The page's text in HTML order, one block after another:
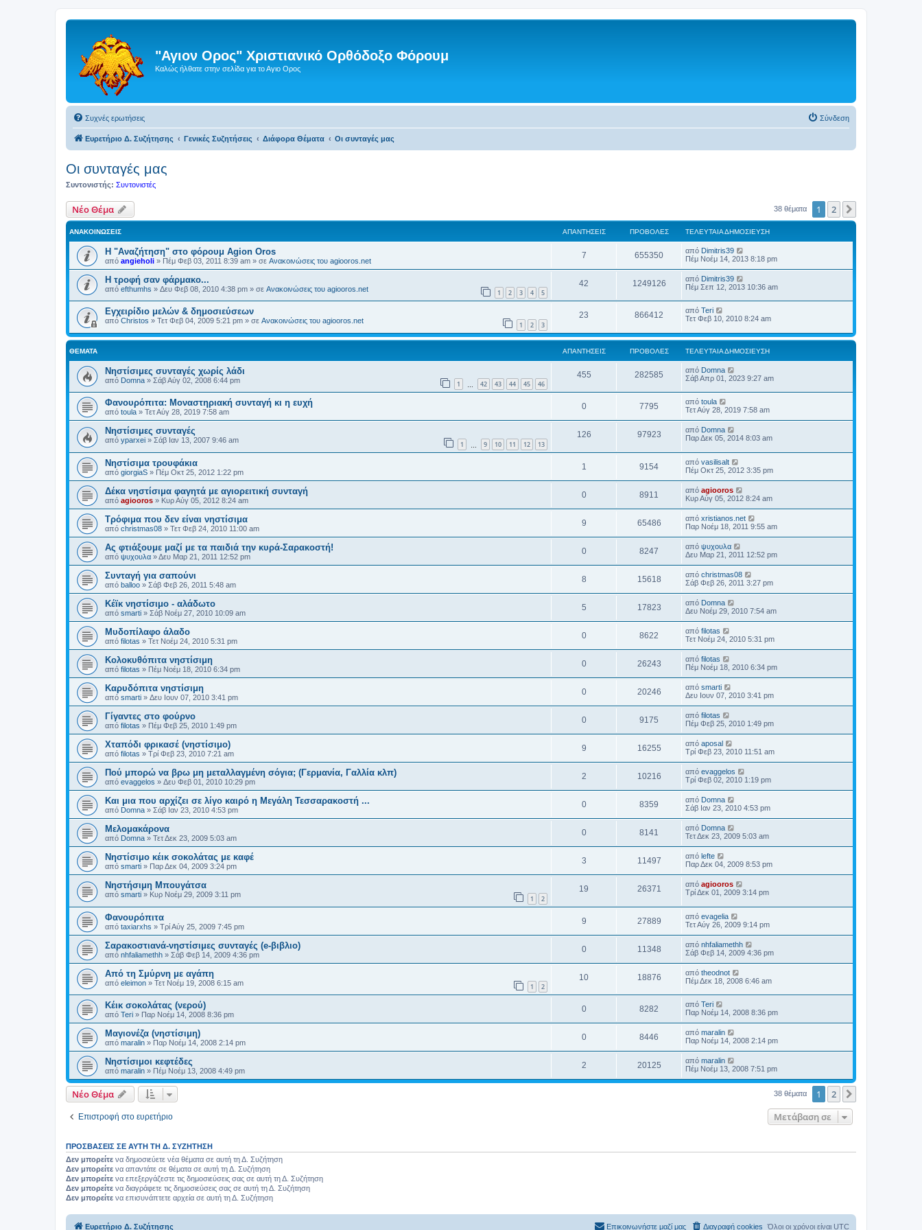
"Αγιον Ορος" Χριστιανικό Ορθόδοξο Φόρουμ
Καλώς ήλθατε στην σελίδα για το Αγιο Ορος
Συχνές ερωτήσεις Σύνδεση
Ευρετήριο Δ. Συζήτησης Γενικές Συζητήσεις Διάφορα Θέματα Οι συνταγές μας
Οι συνταγές μας
Συντονιστής: Συντονιστές
Νέο Θέμα 38 θέματα 1 2
ΑΝΑΚΟΙΝΏΣΕΙΣ ΑΠΑΝΤΉΣΕΙΣ ΠΡΟΒΟΛΈΣ ΤΕΛΕΥΤΑΊΑ ΔΗΜΟΣΊΕΥΣΗ
Η "Αναζήτηση" στο φόρουμ Agion Oros
από angieholi » Πέμ Φεβ 03, 2011 8:39 am » σε Ανακοινώσεις του agiooros.net
7 655350 από Dimitris39
Πέμ Νοέμ 14, 2013 8:18 pm
H τροφή σαν φάρμακο...
από efthumhs » Δευ Φεβ 08, 2010 4:38 pm » σε Ανακοινώσεις του agiooros.net 1 2 3 4 5
42 1249126 από Dimitris39
Πέμ Σεπ 12, 2013 10:36 am
Εγχειρίδιο μελών & δημοσιεύσεων
από Christos » Τετ Φεβ 04, 2009 5:21 pm » σε Ανακοινώσεις του agiooros.net 1 2 3
23 866412 από Teri
Τετ Φεβ 10, 2010 8:24 am
ΘΈΜΑΤΑ ΑΠΑΝΤΉΣΕΙΣ ΠΡΟΒΟΛΈΣ ΤΕΛΕΥΤΑΊΑ ΔΗΜΟΣΊΕΥΣΗ
Νηστίσιμες συνταγές χωρίς λάδι
από Domna » Σάβ Αύγ 02, 2008 6:44 pm 1 42 43 44 45 46
455 282585 από Domna
Σάβ Απρ 01, 2023 9:27 am
Φανουρόπιτα: Μοναστηριακή συνταγή κι η ευχή
από toula » Τετ Αύγ 28, 2019 7:58 am
0 7795 από toula
Τετ Αύγ 28, 2019 7:58 am
Νηστίσιμες συνταγές
από yparxei » Σάβ Ιαν 13, 2007 9:46 am 1 9 10 11 12 13
126 97923 από Domna
Παρ Δεκ 05, 2014 8:03 am
Νηστίσιμα τρουφάκια
από giorgiaS » Πέμ Οκτ 25, 2012 1:22 pm
1 9154 από vasilisalt
Πέμ Οκτ 25, 2012 3:35 pm
Δέκα νηστίσιμα φαγητά με αγιορειτική συνταγή
από agiooros » Κυρ Αύγ 05, 2012 8:24 am
0 8911 από agiooros
Κυρ Αύγ 05, 2012 8:24 am
Τρόφιμα που δεν είναι νηστίσιμα
από christmas08 » Τετ Φεβ 24, 2010 11:00 am
9 65486 από xristianos.net
Παρ Νοέμ 18, 2011 9:55 am
Ας φτιάξουμε μαζί με τα παιδιά την κυρά-Σαρακοστή!
από ψυχουλα »Δευ Μαρ 21, 2011 12:52 pm
0 8247 από ψυχουλα
Δευ Μαρ 21, 2011 12:52 pm
Συνταγή για σαπούνι
από balloo » Σάβ Φεβ 26, 2011 5:48 am
8 15618 από christmas08
Σάβ Φεβ 26, 2011 3:27 pm
Κέϊκ νηστίσιμο - αλάδωτο
από smarti » Σάβ Νοέμ 27, 2010 10:09 am
5 17823 από Domna
Δευ Νοέμ 29, 2010 7:54 am
Μυδοπίλαφο άλαδο
από filotas » Τετ Νοέμ 24, 2010 5:31 pm
0 8622 από filotas
Τετ Νοέμ 24, 2010 5:31 pm
Κολοκυθόπιτα νηστίσιμη
από filotas » Πέμ Νοέμ 18, 2010 6:34 pm
0 26243 από filotas
Πέμ Νοέμ 18, 2010 6:34 pm
Καρυδόπιτα νηστίσιμη
από smarti » Δευ Ιουν 07, 2010 3:41 pm
0 20246 από smarti
Δευ Ιουν 07, 2010 3:41 pm
Γίγαντες στο φούρνο
από filotas » Πέμ Φεβ 25, 2010 1:49 pm
0 9175 από filotas
Πέμ Φεβ 25, 2010 1:49 pm
Χταπόδι φρικασέ (νηστίσιμο)
από filotas » Τρί Φεβ 23, 2010 7:21 am
9 16255 από aposal
Τρί Φεβ 23, 2010 11:51 am
Πού μπορώ να βρω μη μεταλλαγμένη σόγια; (Γερμανία, Γαλλία κλπ)
από evaggelos » Δευ Φεβ 01, 2010 10:29 pm
2 10216 από evaggelos
Τρί Φεβ 02, 2010 1:19 pm
Και μια που αρχίζει σε λίγο καιρό η Μεγάλη Τεσσαρακοστή ...
από Domna » Σάβ Ιαν 23, 2010 4:53 pm
0 8359 από Domna
Σάβ Ιαν 23, 2010 4:53 pm
Μελομακάρονα
από Domna » Τετ Δεκ 23, 2009 5:03 am
0 8141 από Domna
Τετ Δεκ 23, 2009 5:03 am
Νηστίσιμο κέικ σοκολάτας με καφέ
από smarti » Παρ Δεκ 04, 2009 3:24 pm
3 11497 από lefte
Παρ Δεκ 04, 2009 8:53 pm
Νηστήσιμη Μπουγάτσα
από smarti » Κυρ Νοέμ 29, 2009 3:11 pm 1 2
19 26371 από agiooros
Τρί Δεκ 01, 2009 3:14 pm
Φανουρόπιτα
από taxiarxhs » Τρί Αύγ 25, 2009 7:45 pm
9 27889 από evagelia
Τετ Αύγ 26, 2009 9:14 pm
Σαρακοστιανά-νηστίσιμες συνταγές (e-βιβλιο)
από nhfaliamethh » Σάβ Φεβ 14, 2009 4:36 pm
0 11348 από nhfaliamethh
Σάβ Φεβ 14, 2009 4:36 pm
Από τη Σμύρνη με αγάπη
από eleimon » Τετ Νοέμ 19, 2008 6:15 am 1 2
10 18876 από theodnot
Πέμ Δεκ 18, 2008 6:46 am
Κέικ σοκολάτας (νερού)
από Teri » Παρ Νοέμ 14, 2008 8:36 pm
0 8282 από Teri
Παρ Νοέμ 14, 2008 8:36 pm
Μαγιονέζα (νηστίσιμη)
από maralin » Παρ Νοέμ 14, 2008 2:14 pm
0 8446 από maralin
Παρ Νοέμ 14, 2008 2:14 pm
Νηστίσιμοι κεφτέδες
από maralin » Πέμ Νοέμ 13, 2008 4:49 pm
2 20125 από maralin
Πέμ Νοέμ 13, 2008 7:51 pm
Νέο Θέμα 38 θέματα 1 2
Επιστροφή στο ευρετήριο Μετάβαση σε
ΠΡΟΣΒΆΣΕΙΣ ΣΕ ΑΥΤΉ ΤΗ Δ. ΣΥΖΉΤΗΣΗ
Δεν μπορείτε να δημοσιεύετε νέα θέματα σε αυτή τη Δ. Συζήτηση
Δεν μπορείτε να απαντάτε σε θέματα σε αυτή τη Δ. Συζήτηση
Δεν μπορείτε να επεξεργάζεστε τις δημοσιεύσεις σας σε αυτή τη Δ. Συζήτηση
Δεν μπορείτε να διαγράφετε τις δημοσιεύσεις σας σε αυτή τη Δ. Συζήτηση
Δεν μπορείτε να επισυνάπτετε αρχεία σε αυτή τη Δ. Συζήτηση
Ευρετήριο Δ. Συζήτησης Όλοι οι χρόνοι είναι UTC
Διαγραφή cookies
Επικοινωνήστε μαζί μας